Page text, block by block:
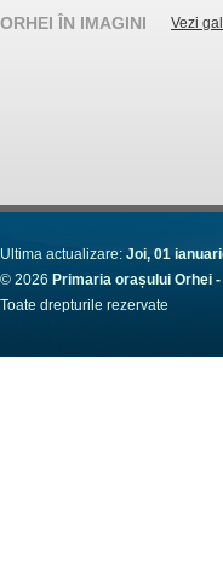
ORHEI ÎN IMAGINI Vezi
Ultima actualizare: Joi, 01
© 2026 Primaria orașului Orhei
Toate drepturile rezervate